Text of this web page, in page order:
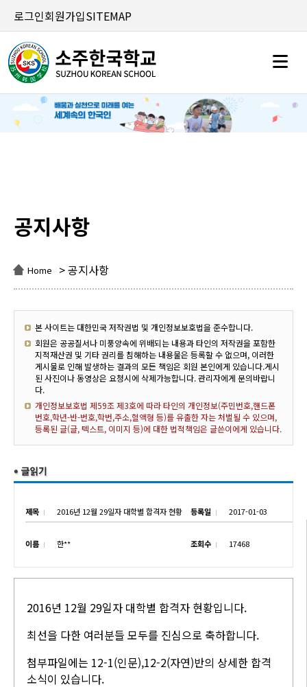
로그인회원가입SITEMAP
공지사항
Home > 공지사항
본 사이트는 대한민국 저작권법 및 개인정보보호법을 준수합니다.
회원은 공공질서나 미풍양속에 위배되는 내용과 타인의 저작권을 포함한
지적재산권 및 기타 권리를 침해하는 내용물은 등록할 수 없으며, 이러한
게시물로 인해 발생하는 결과의 모든 책임은 회원 본인에게 있습니다.게시
된 사진이나 동영상은 요청시에 삭제가능합니다. 관리자에게 문의바랍니
다.
개인정보보호법 제59조 제3호에 따라 타인의 개인정보(주민번호,핸드폰
번호,학년-반-번호,학번,주소,혈액형 등)를 유출한 자는 처벌될 수 있으며,
등록된 글(글, 텍스트, 이미지 등)에 대한 법적책임은 글쓴이에게 있습니다.
제목 2016년 12월 29일자 대학별 합격자 현황 등록일 2017-01-03
이름 한** 조회수 17468
2016년 12월 29일자 대학별 합격자 현황입니다.
최선을 다한 여러분들 모두를 진심으로 축하합니다.
첨부파일에는 12-1(인문),12-2(자연)반의 상세한 합격
소식이 있습니다.